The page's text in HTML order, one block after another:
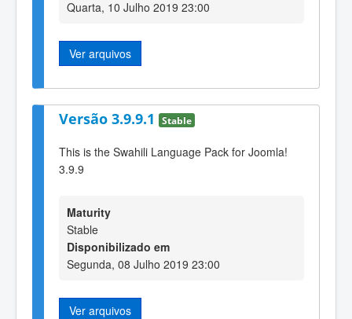
Quarta, 10 Julho 2019 23:00
Ver arquivos
Versão 3.9.9.1 Stable
This is the Swahili Language Pack for Joomla!
3.9.9
Maturity
Stable
Disponibilizado em
Segunda, 08 Julho 2019 23:00
Ver arquivos